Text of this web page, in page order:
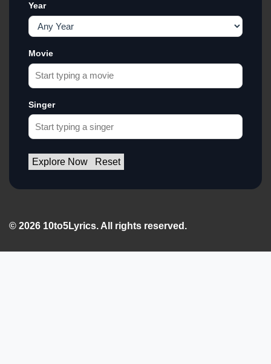
Year
Movie
Singer
Explore Now Reset
© 2026 10to5Lyrics. All rights reserved.